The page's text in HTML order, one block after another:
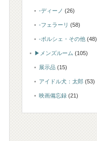
-ディーノ (26)
-フェラーリ (58)
-ポルシェ・その他 (48)
▶メンズルーム (105)
展示品 (15)
アイドル犬：太郎 (53)
映画備忘録 (21)